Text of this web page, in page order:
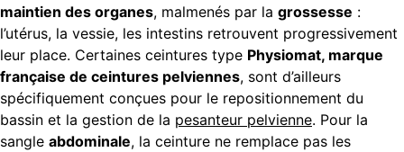
maintien des organes, malmenés par la grossesse :
l’utérus, la vessie, les intestins retrouvent progressivement
leur place. Certaines ceintures type Physiomat, marque
française de ceintures pelviennes, sont d’ailleurs
spécifiquement conçues pour le repositionnement du
bassin et la gestion de la pesanteur pelvienne. Pour la
sangle abdominale, la ceinture ne remplace pas les